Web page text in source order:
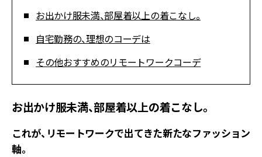
お出かけ服未満、部屋着以上の着こなし。
自宅勤務の、理想のコーデは
その他おすすめのリモートワークコーデ
お出かけ服未満、部屋着以上の着こなし。
これが、リモートワークで出てきた新たなファッション
軸。